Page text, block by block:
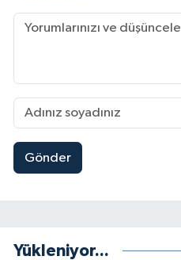
Gönder
Yükleniyor...